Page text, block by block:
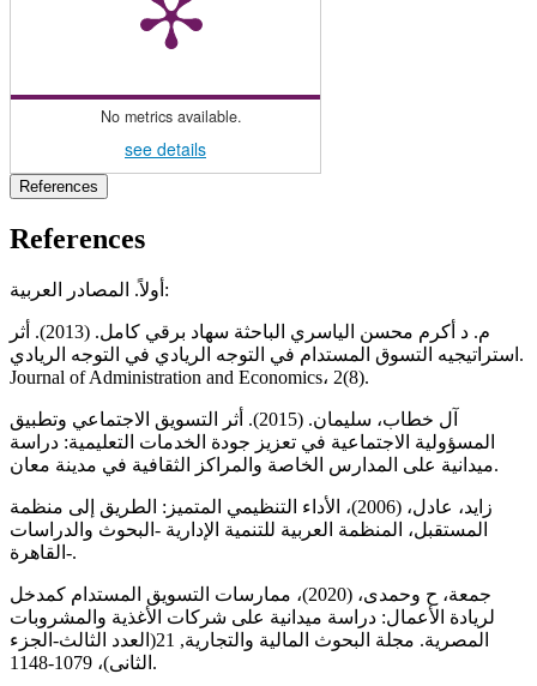
No metrics available.
see details
References
References
أولاً. المصادر العربية:
م. د أكرم محسن الياسري الباحثة سهاد برقي كامل. (2013). أثر
استراتيجيه التسوق المستدام في التوجه الريادي في التوجه الريادي.
Journal of Administration and Economics، 2(8).‎
آل خطاب، سليمان. (2015). أثر التسويق الاجتماعي وتطبيق
المسؤولية الاجتماعية في تعزيز جودة الخدمات التعليمية: دراسة
ميدانية على المدارس الخاصة والمراكز الثقافية في مدينة معان.‎
زايد، عادل، (2006)، الأداء التنظيمي المتميز: الطريق إلى منظمة
المستقبل، المنظمة العربية للتنمية الإدارية -البحوث والدراسات
-القاهرة.
جمعة، ح وحمدى، (2020)، ممارسات التسويق المستدام کمدخل
لريادة الأعمال: دراسة ميدانية على شرکات الأغذية والمشروبات
المصرية. مجلة البحوث المالية والتجارية, 21(العدد الثالث-الجزء
الثانی)، 1079-1148.‎